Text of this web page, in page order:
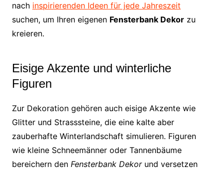
nach inspirierenden Ideen für jede Jahreszeit
suchen, um Ihren eigenen Fensterbank Dekorzu
kreieren.
Eisige Akzente und winterliche
Figuren
Zur Dekoration gehören auch eisige Akzente wie
Glitter und Strasssteine, die eine kalte aber
zauberhafte Winterlandschaft simulieren. Figuren
wie kleine Schneemänner oder Tannenbäume
bereichern den Fensterbank Dekorund versetzen